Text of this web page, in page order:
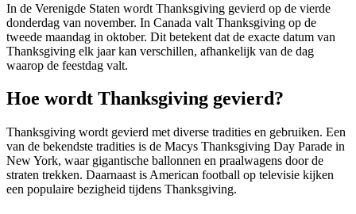
In de Verenigde Staten wordt Thanksgiving gevierd op de vierde
donderdag van november. In Canada valt Thanksgiving op de
tweede maandag in oktober. Dit betekent dat de exacte datum van
Thanksgiving elk jaar kan verschillen, afhankelijk van de dag
waarop de feestdag valt.
Hoe wordt Thanksgiving gevierd?
Thanksgiving wordt gevierd met diverse tradities en gebruiken. Een
van de bekendste tradities is de Macys Thanksgiving Day Parade in
New York, waar gigantische ballonnen en praalwagens door de
straten trekken. Daarnaast is American football op televisie kijken
een populaire bezigheid tijdens Thanksgiving.